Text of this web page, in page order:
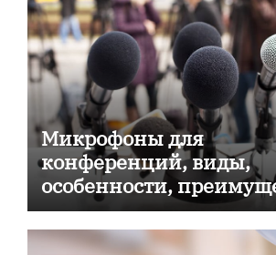
Микрофоны для
конференций, виды,
особенности,
советы по выбору